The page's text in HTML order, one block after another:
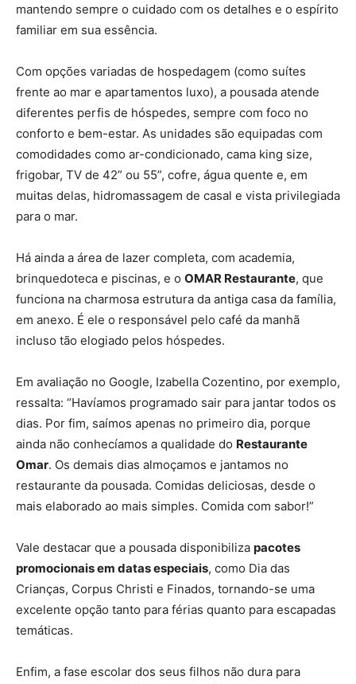
mantendo sempre o cuidado com os detalhes e o espírito
familiar em sua essência.
Com opções variadas de hospedagem (como suítes
frente ao mar e apartamentos luxo), a pousada atende
diferentes perfis de hóspedes, sempre com foco no
conforto e bem-estar. As unidades são equipadas com
comodidades como ar-condicionado, cama king size,
frigobar, TV de 42” ou 55”, cofre, água quente e, em
muitas delas, hidromassagem de casal e vista privilegiada
para o mar.
Há ainda a área de lazer completa, com academia,
brinquedoteca e piscinas, e o OMAR Restaurante, que
funciona na charmosa estrutura da antiga casa da família,
em anexo. É ele o responsável pelo café da manhã
incluso tão elogiado pelos hóspedes.
Em avaliação no Google, Izabella Cozentino, por exemplo,
ressalta: “Havíamos programado sair para jantar todos os
dias. Por fim, saímos apenas no primeiro dia, porque
ainda não conhecíamos a qualidade do Restaurante
Omar. Os demais dias almoçamos e jantamos no
restaurante da pousada. Comidas deliciosas, desde o
mais elaborado ao mais simples. Comida com sabor!”
Vale destacar que a pousada disponibiliza pacotes
promocionais em datas especiais, como Dia das
Crianças, Corpus Christi e Finados, tornando-se uma
excelente opção tanto para férias quanto para escapadas
temáticas.
Enfim, a fase escolar dos seus filhos não dura para